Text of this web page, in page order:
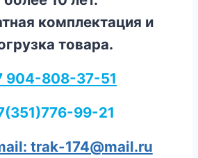
комплектация и
товара.
904-808-37-51
99-21
trak-174@mail.ru